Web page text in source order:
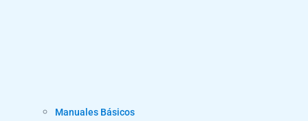
Manuales Básicos